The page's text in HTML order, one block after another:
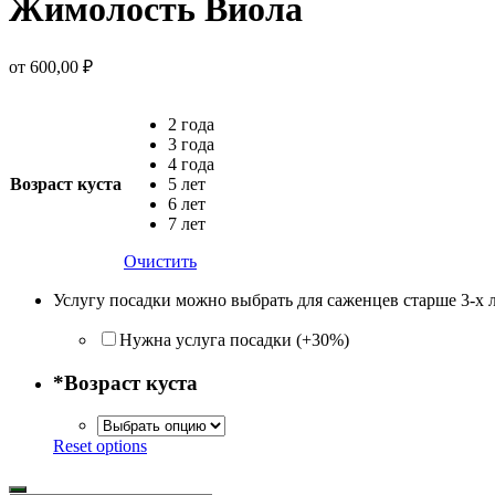
Жимолость Виола
от 600,00 ₽
Возраст куста
2 года
3 года
4 года
5 лет
6 лет
7 лет
Очистить
Услугу посадки можно выбрать для саженцев старше 3-х
Нужна услуга посадки (+30%)
*Возраст куста
Reset options